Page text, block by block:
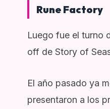
Rune Factory
Luego fue el turno
off de Story of
El año pasado ya
presentaron a los